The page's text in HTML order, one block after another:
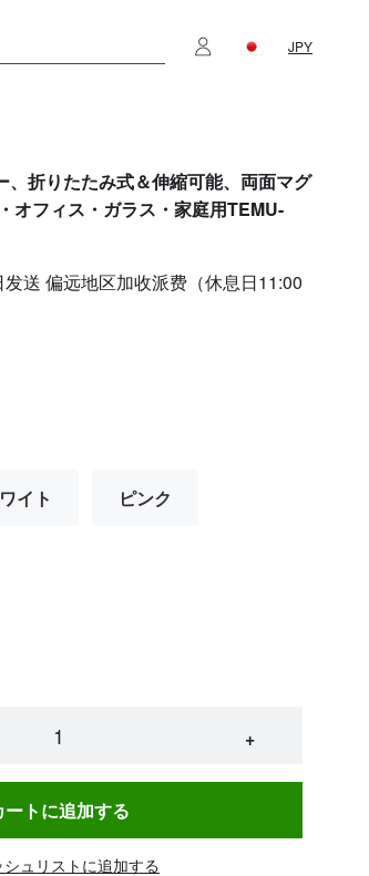
JPY
、折りたたみ式＆伸縮可能、両面マグ
オフィス・ガラス・家庭用TEMU-
送 偏远地区加收派费（休息日11:00
イト ピンク
+
ートに追加する
シュリストに追加する